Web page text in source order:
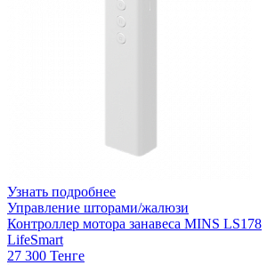
Узнать подробнее
Управление шторами/жалюзи
Контроллер мотора занавеса MINS LS178
LifeSmart
27 300 Тенге